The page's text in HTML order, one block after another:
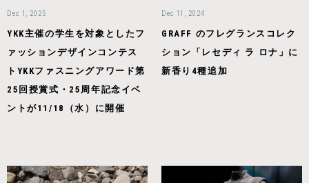
Dec 1, 2025
YKK主催の学生を対象としたフ
ァッションデザインコンテス
トYKKファスニングアワード第
25回授賞式・25周年記念イベ
ントが11/18（水）に開催
Dec 11, 2024
GRAFF のフレグランスコレク
ション「レセディ ラ ロナ」に
新香り4種追加